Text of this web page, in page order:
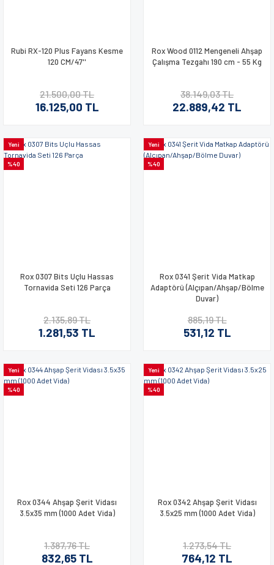
Rubi RX-120 Plus Fayans Kesme
120 CM/47''
21.500,00 TL
16.125,00 TL
Rox Wood 0112 Mengeneli Ahşap
Çalışma Tezgahı 190 cm - 55 Kg
38.149,03 TL
22.889,42 TL
%40
Yeni
Rox 0307 Bits Uçlu Hassas
Tornavida Seti 126 Parça
2.135,89 TL
1.281,53 TL
%40
Yeni
Rox 0341 Şerit Vida Matkap
Adaptörü (Alçıpan/Ahşap/Bölme
Duvar)
885,19 TL
531,12 TL
%40
Yeni
Rox 0344 Ahşap Şerit Vidası
3.5x35 mm (1000 Adet Vida)
1.387,76 TL
832,65 TL
%40
Yeni
Rox 0342 Ahşap Şerit Vidası
3.5x25 mm (1000 Adet Vida)
1.273,54 TL
764,12 TL